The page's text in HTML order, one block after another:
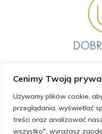
Cenimy Twoją
Używamy plików cookie,
przeglądania, wyświetlać
treści oraz analizować
wszystko", wyrażasz
Poniedziałek –
Sobota